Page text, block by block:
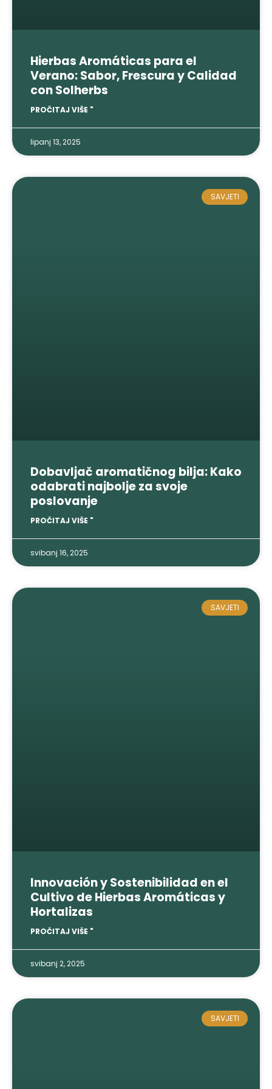
Hierbas Aromáticas para el
Verano:Sabor,Frescura y Calidad
con Solherbs
PROČITAJ VIŠE "
lipanj 13, 2025
SAVJETI
Dobavljač aromatičnog bilja: Kako
odabrati najbolje za svoje
poslovanje
PROČITAJ VIŠE "
svibanj 16, 2025
SAVJETI
Innovación y Sostenibilidad en el
Cultivo de Hierbas Aromáticas y
Hortalizas
PROČITAJ VIŠE "
svibanj 2, 2025
SAVJETI